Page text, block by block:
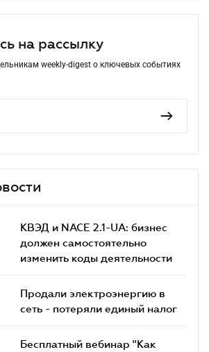
на рассылку
weekly-digest о ключевых событиях
КВЭД и NACE 2.1-UA: бизнес
должен самостоятельно
изменить коды деятельности
Продали электроэнергию в
сеть - потеряли единый налог
Бесплатный вебинар "Как